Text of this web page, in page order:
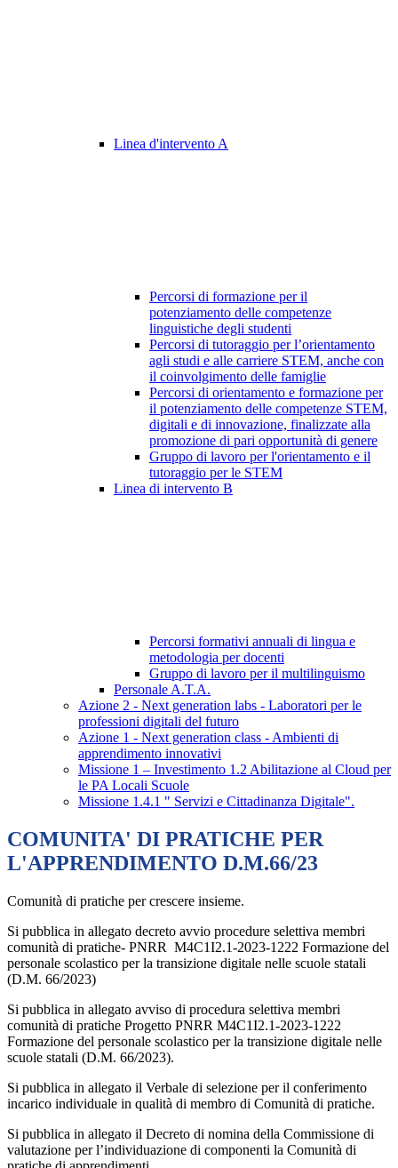
Linea d'intervento A
Percorsi di formazione per il
potenziamento delle competenze
linguistiche degli studenti
Percorsi di tutoraggio per l’orientamento
agli studi e alle carriere STEM, anche con
il coinvolgimento delle famiglie
Percorsi di orientamento e formazione per
il potenziamento delle competenze STEM,
digitali e di innovazione, finalizzate alla
promozione di pari opportunità di genere
Gruppo di lavoro per l'orientamento e il
tutoraggio per le STEM
Linea di intervento B
Percorsi formativi annuali di lingua e
metodologia per docenti
Gruppo di lavoro per il multilinguismo
Personale A.T.A.
Azione 2 - Next generation labs - Laboratori per le
professioni digitali del futuro
Azione 1 - Next generation class - Ambienti di
apprendimento innovativi
Missione 1 – Investimento 1.2 Abilitazione al Cloud per
le PA Locali Scuole
Missione 1.4.1 " Servizi e Cittadinanza Digitale".
COMUNITA' DI PRATICHE PER
L'APPRENDIMENTO D.M.66/23
Comunità di pratiche per crescere insieme.
Si pubblica in allegato decreto avvio procedure selettiva membri
comunità di pratiche- PNRR M4C1I2.1-2023-1222 Formazione del
personale scolastico per la transizione digitale nelle scuole statali
(D.M. 66/2023)
Si pubblica in allegato avviso di procedura selettiva membri
comunità di pratiche Progetto PNRR M4C1I2.1-2023-1222
Formazione del personale scolastico per la transizione digitale nelle
scuole statali (D.M. 66/2023).
Si pubblica in allegato il Verbale di selezione per il conferimento
incarico individuale in qualità di membro di Comunità di pratiche.
Si pubblica in allegato il Decreto di nomina della Commissione di
valutazione per l’individuazione di componenti la Comunità di